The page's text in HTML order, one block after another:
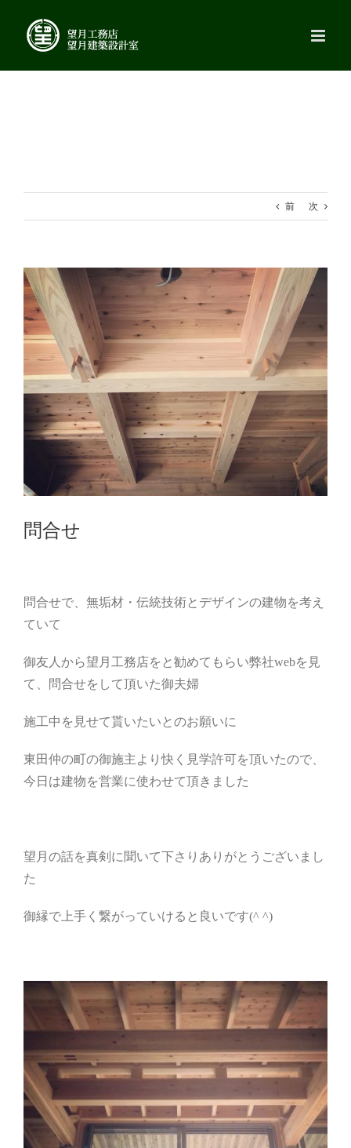
content
前 次
View
Larger
Image
問合せ
問合せで、無垢材・伝統技術とデザインの建物を考え
ていて
御友人から望月工務店をと勧めてもらい弊社webを見
て、問合せをして頂いた御夫婦
施工中を見せて貰いたいとのお願いに
東田仲の町の御施主より快く見学許可を頂いたので、
今日は建物を営業に使わせて頂きました
望月の話を真剣に聞いて下さりありがとうございまし
た
御縁で上手く繋がっていけると良いです(^ ^)